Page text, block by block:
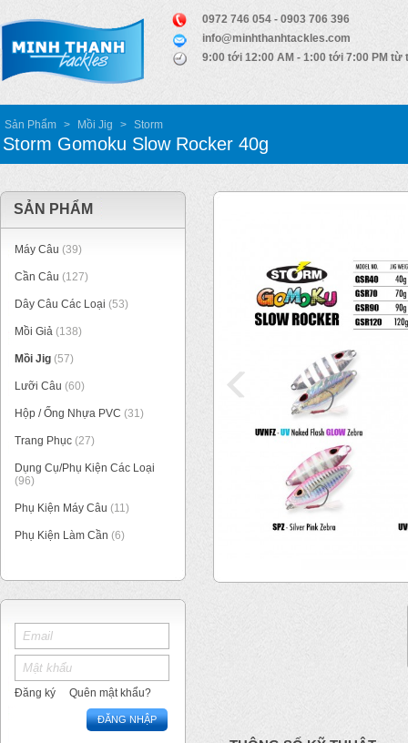
0972 746 054 - 0903 706 396
info@minhthanhtackles.com
9:00 tới 12:00 AM - 1:00 tới 7:00 PM từ
Sản Phẩm > Mồi Jig > Storm
Storm Gomoku Slow Rocker 40g
SẢN PHẨM
Máy Câu (39)
Cần Câu (127)
Dây Câu Các Loại (53)
Mồi Giả (138)
Mồi Jig (57)
Lưỡi Câu (60)
Hộp / Ống Nhựa PVC (31)
Trang Phục (27)
Dụng Cụ/Phụ Kiện Các Loại
(96)
Phụ Kiện Máy Câu (11)
Phụ Kiện Làm Cần (6)
Đăng ký Quên mật khẩu?
ĐĂNG NHẬP